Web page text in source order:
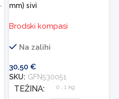
mm) sivi
Brodski kompasi
Na zalihi
30,50 €
SKU: GFN530051
TEŽINA 0 , 1 kg